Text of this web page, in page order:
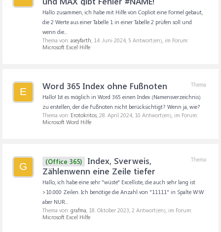
Hallo zusammen, ich habe mit Hilfe von Copliot eine Formel gebaut,
die 2 Werte aus einer Tabelle 1 in einer Tabelle 2 prüfen soll und
wenn die...
Thema von: aseyfarth, 14. Juni 2024, 5 Antwort(en), im Forum:
Microsoft Excel Hilfe
E
Thema
Word 365 Index ohne Fußnoten
Hallo! Ist es möglich in Word 365 einen Index (Namensverzeichnis)
zu erstellen, der die Fußnoten nicht berücksichtigt? Wenn ja, wie?
Thema von: Erotokritos, 28. April 2024, 10 Antwort(en), im Forum:
Microsoft Word Hilfe
G
Thema
(Office 365)
Index, Sverweis,
Zählenwenn eine Zeile tiefer
Hallo, ich habe eine sehr "wüste" Excelliste, die auch sehr lang ist
>10.000 Zeilen. Ich benötige die Anzahl von "11111" in Spalte W:W
aber NUR...
Thema von: grafma, 18. Oktober 2023, 2 Antwort(en), im Forum:
Microsoft Excel Hilfe